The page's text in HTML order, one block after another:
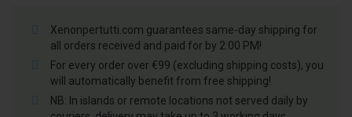
Xenonpertutti.com guarantees same-day shipping for
all orders received and paid for by 2:00 PM!
For every order over €99 (excluding shipping costs), you
will automatically benefit from free shipping!
NB: In islands or remote locations not served daily by